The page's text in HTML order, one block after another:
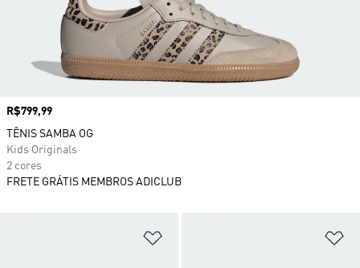
Preço
R$799,99
TÊNIS SAMBA OG
Kids Originals
2 cores
FRETE GRÁTIS MEMBROS ADICLUB